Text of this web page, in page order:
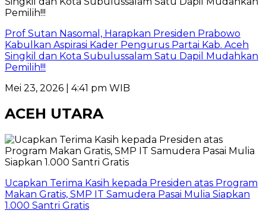
Prof Sutan Nasomal, Harapkan Presiden Prabowo
Kabulkan Aspirasi Kader Pengurus Partai Kab. Aceh
Singkil dan Kota Subulussalam Satu Dapil Mudahkan
Pemilih!!!
Mei 23, 2026 | 4:41 pm WIB
ACEH UTARA
Ucapkan Terima Kasih kepada Presiden atas Program
Makan Gratis, SMP IT Samudera Pasai Mulia Siapkan
1.000 Santri Gratis